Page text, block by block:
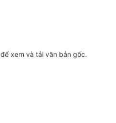
để xem và tải văn bản gốc.